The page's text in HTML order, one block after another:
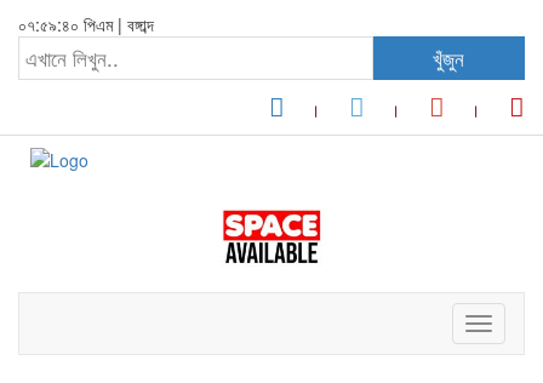
০৭:৫৯:৪০ পিএম| বঙ্গাব্দ
খুঁজুন
Toggle